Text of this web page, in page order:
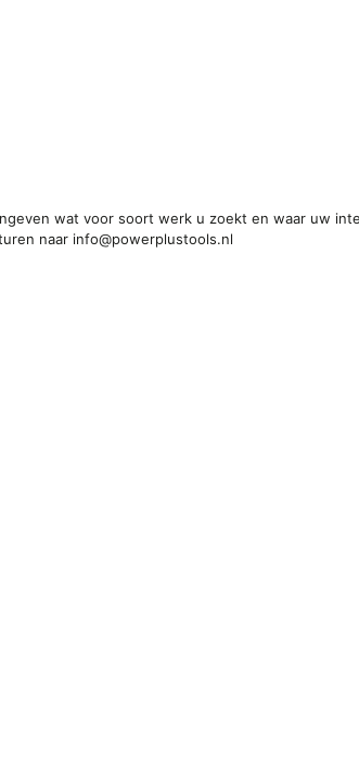
wat voor soort werk u zoekt en waar uw
naar info@powerplustools.nl